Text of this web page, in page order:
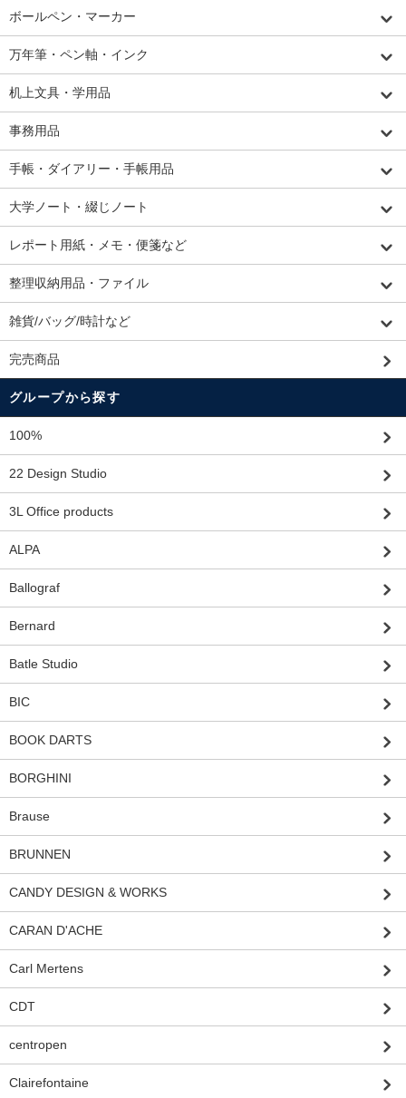
ボールペン・マーカー
万年筆・ペン軸・インク
机上文具・学用品
事務用品
手帳・ダイアリー・手帳用品
大学ノート・綴じノート
レポート用紙・メモ・便箋など
整理収納用品・ファイル
雑貨/バッグ/時計など
完売商品
グループから探す
100%
22 Design Studio
3L Office products
ALPA
Ballograf
Bernard
Batle Studio
BIC
BOOK DARTS
BORGHINI
Brause
BRUNNEN
CANDY DESIGN & WORKS
CARAN D'ACHE
Carl Mertens
CDT
centropen
Clairefontaine